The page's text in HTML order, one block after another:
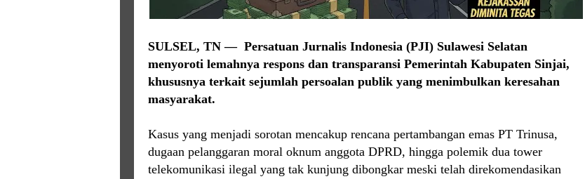
SULSEL, TN — Persatuan Jurnalis Indonesia (PJI) Sulawesi Selatan
menyoroti lemahnya respons dan transparansi Pemerintah Kabupaten Sinjai,
khususnya terkait sejumlah persoalan publik yang menimbulkan keresahan
masyarakat.
Kasus yang menjadi sorotan mencakup rencana pertambangan emas PT Trinusa,
dugaan pelanggaran moral oknum anggota DPRD, hingga polemik dua tower
telekomunikasi ilegal yang tak kunjung dibongkar meski telah direkomendasikan